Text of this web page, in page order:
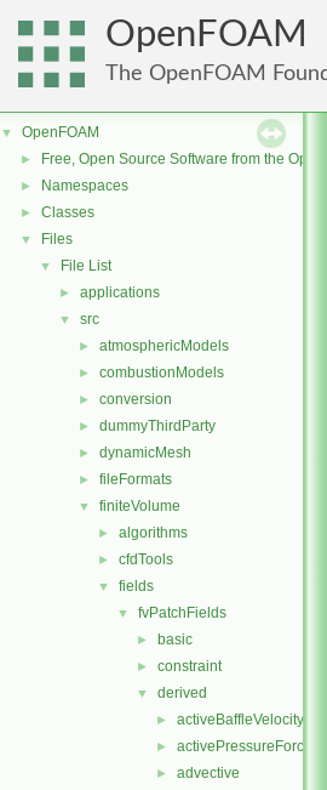
OpenFOAM
The OpenFOAM
▼ OpenFOAM
► Free, Open Source Software from the
► Namespaces
► Classes
▼ Files
▼ File List
► applications
▼ src
► atmosphericModels
► combustionModels
► conversion
► dummyThirdParty
► dynamicMesh
► fileFormats
▼ finiteVolume
► algorithms
► cfdTools
▼ fields
▼ fvPatchFields
► basic
► constraint
▼ derived
► activeBaffleVelocity
►
► advective